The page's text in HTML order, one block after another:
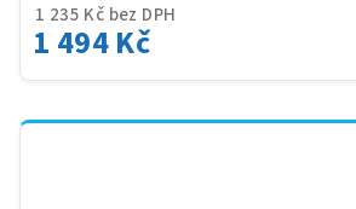
1 235 Kč bez DPH
1 494 Kč